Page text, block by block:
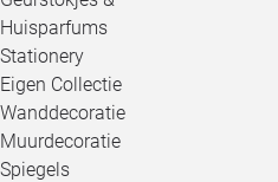
Huisparfums
Stationery
Eigen Collectie
Wanddecoratie
Muurdecoratie
Spiegels